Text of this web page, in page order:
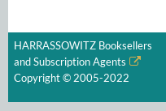
HARRASSOWITZ Booksellers
and Subscription Agents
Copyright © 2005-2022